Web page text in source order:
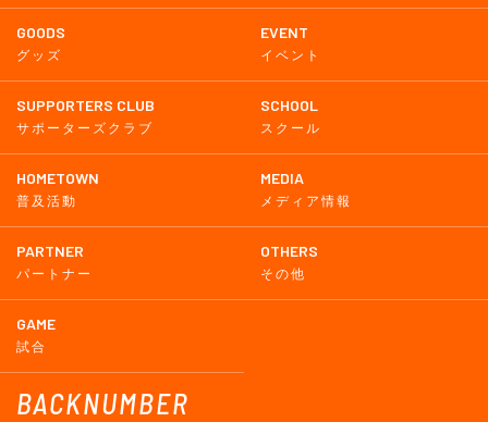
GOODS
グッズ
EVENT
イベント
SUPPORTERS CLUB
サポーターズクラブ
SCHOOL
スクール
HOMETOWN
普及活動
MEDIA
メディア情報
PARTNER
パートナー
OTHERS
その他
GAME
試合
BACKNUMBER